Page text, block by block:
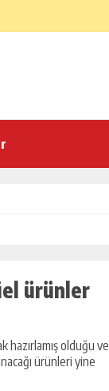
ürünler
hazırlamış olduğu ve
ürünleri yine